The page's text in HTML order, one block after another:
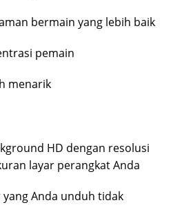
bermain yang lebih baik
pemain
menarik
HD dengan resolusi
layar perangkat Anda
Anda unduh tidak